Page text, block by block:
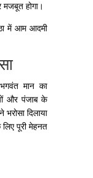
होगा।
में आम आदमी
मान का
और पंजाब के
दिलाया
पूरी मेहनत